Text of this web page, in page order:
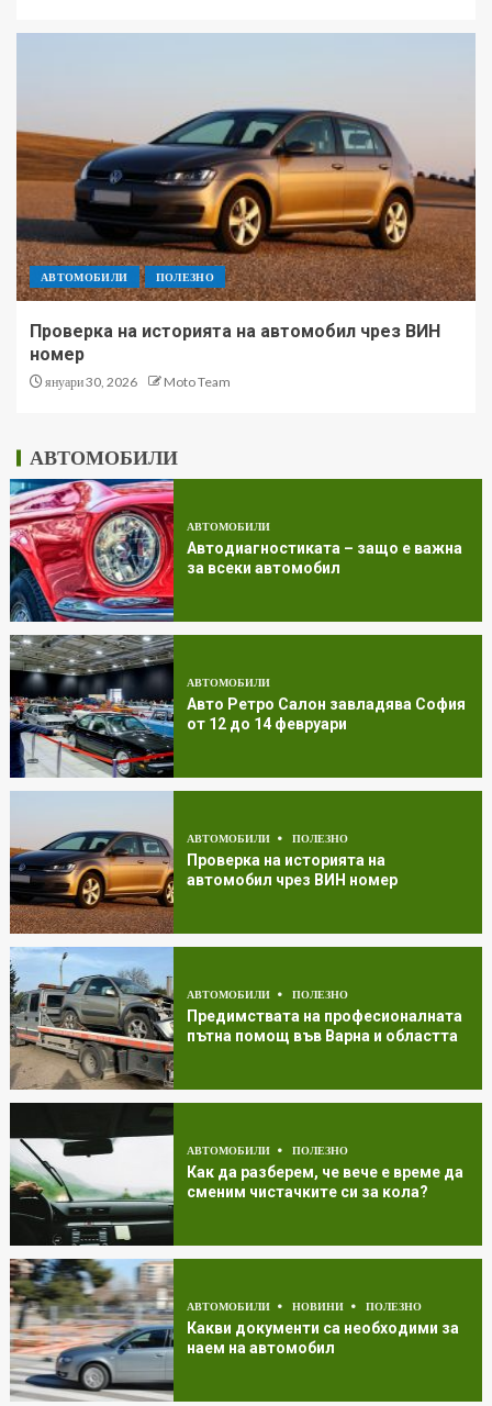
АВТОМОБИЛИ ПОЛЕЗНО
Проверка на историята на автомобил чрез ВИН
номер
януари 30, 2026 Moto Team
АВТОМОБИЛИ
АВТОМОБИЛИ
Автодиагностиката – защо е важна
за всеки автомобил
АВТОМОБИЛИ
Авто Ретро Салон завладява София
от 12 до 14 февруари
АВТОМОБИЛИ ПОЛЕЗНО
Проверка на историята на
автомобил чрез ВИН номер
АВТОМОБИЛИ ПОЛЕЗНО
Предимствата на професионалната
пътна помощ във Варна и областта
АВТОМОБИЛИ ПОЛЕЗНО
Как да разберем, че вече е време да
сменим чистачките си за кола?
АВТОМОБИЛИ НОВИНИ ПОЛЕЗНО
Какви документи са необходими за
наем на автомобил